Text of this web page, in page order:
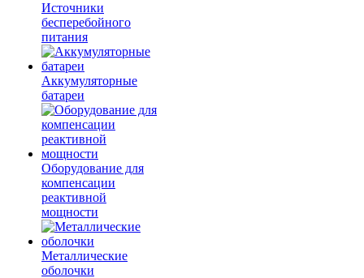
Источники
бесперебойного
питания
Аккумуляторные
батареи
Оборудование для
компенсации
реактивной
мощности
Металлические
оболочки